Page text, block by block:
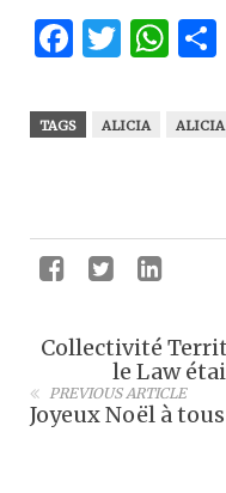
TAGS ALICIA ALICIA
Collectivité
le Law
PREVIOUS ARTICLE
Joyeux Noël à tous